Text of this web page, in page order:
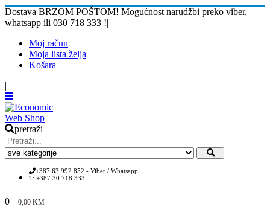
Dostava BRZOM POŠTOM! Mogućnost narudžbi preko viber,
whatsapp ili 030 718 333 !|
Moj račun
Moja lista želja
Košara
|
pretraži
+387 63 992 852 - Viber / Whatsapp
T: +387 30 718 333
0 0,00 KM